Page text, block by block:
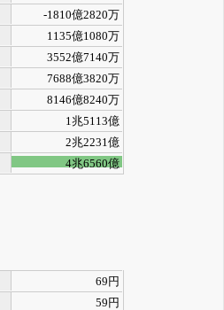
-1810億2820万
1135億1080万
3552億7140万
7688億3820万
8146億8240万
1兆5113億
2兆2231億
4兆6560億
69円
59円